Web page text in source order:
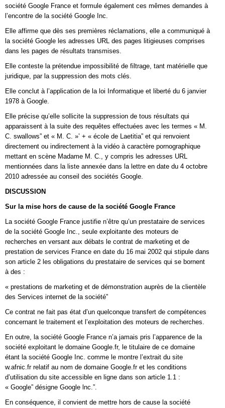
société Google France et formule également ces mêmes demandes à
l’encontre de la société Google Inc.
Elle affirme que dès ses premières réclamations, elle a communiqué à
la société Google les adresses URL des pages litigieuses comprises
dans les pages de résultats transmises.
Elle conteste la prétendue impossibilité de filtrage, tant matérielle que
juridique, par la suppression des mots clés.
Elle conclut à l’application de la loi Informatique et liberté du 6 janvier
1978 à Google.
Elle précise qu’elle sollicite la suppression de tous résultats qui
apparaissent à la suite des requêtes effectuées avec les termes « M.
C. swallows” et « M. C. »’ + « école de Laetitia” et qui renvoient
directement ou indirectement à la vidéo à caractère pornographique
mettant en scène Madame M. C., y compris les adresses URL
mentionnées dans la liste annexée dans la lettre en date du 4 octobre
2010 adressée au conseil des sociétés Google.
DISCUSSION
Sur la mise hors de cause de la société Google France
La société Google France justifie n’être qu’un prestataire de services
de la société Google Inc., seule exploitante des moteurs de
recherches en versant aux débats le contrat de marketing et de
prestation de services France en date du 16 mai 2002 qui stipule dans
son article 2 les obligations du prestataire de services qui se bornent
à des :
« prestations de marketing et de démonstration auprès de la clientèle
des Services internet de la société”
Ce contrat ne fait pas état d’un quelconque transfert de compétences
concernant le traitement et l’exploitation des moteurs de recherches.
En outre, la société Google France n’a jamais pris l’apparence de la
société exploitant le domaine Google.fr, le titulaire de ce domaine
étant la société Google Inc. comme le montre l’extrait du site
w.afnic.fr relatif au nom de domaine Google.fr et les conditions
d’utilisation du site accessible en ligne dans son article 1.1 :
« Google” désigne Google lnc.”.
En conséquence, il convient de mettre hors de cause la société